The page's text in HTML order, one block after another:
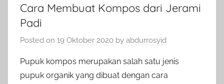
Cara Membuat Kompos dari Jerami
Padi
Posted on 19 Oktober 2020 by abdurrosyid
Pupuk kompos merupakan salah satu jenis
pupuk organik yang dibuat dengan cara